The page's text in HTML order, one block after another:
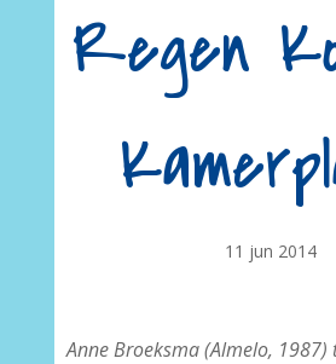
Regen
11 jun 2014
Anne Broeksma (Almelo, 1987)